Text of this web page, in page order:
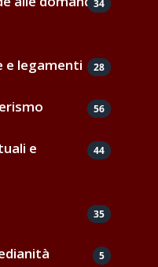
34
e legamenti 28
56
e
44
35
5